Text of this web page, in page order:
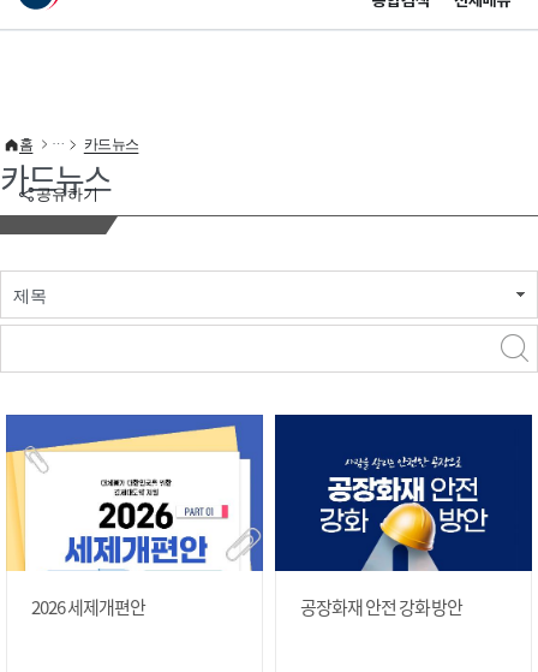
이 누리집은 대한민국 공식 전자정부 누리집입니다.
공유하기
홈 카드뉴스
카드뉴스
제목
2026 세제개편안 공장화재 안전 강화 방안